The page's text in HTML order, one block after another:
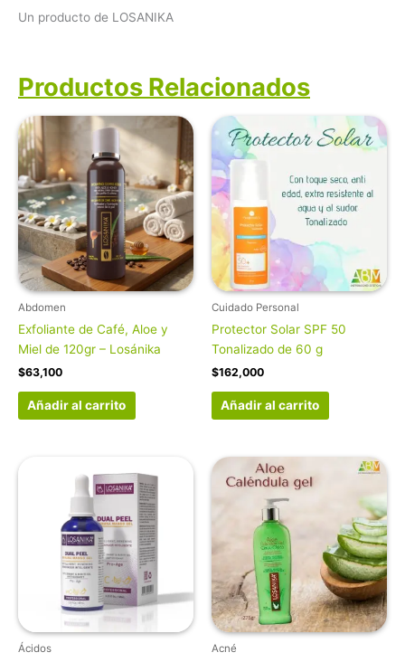
Un producto de LOSANIKA
Productos Relacionados
Abdomen
Exfoliante de Café, Aloe y
Miel de 120gr – Losánika
$63,100
Añadir al carrito
Cuidado Personal
Protector Solar SPF 50
Tonalizado de 60 g
$162,000
Añadir al carrito
Ácidos Acné